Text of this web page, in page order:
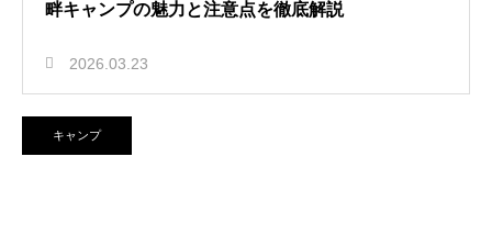
畔キャンプの魅力と注意点を徹底解説
2026.03.23
キャンプ